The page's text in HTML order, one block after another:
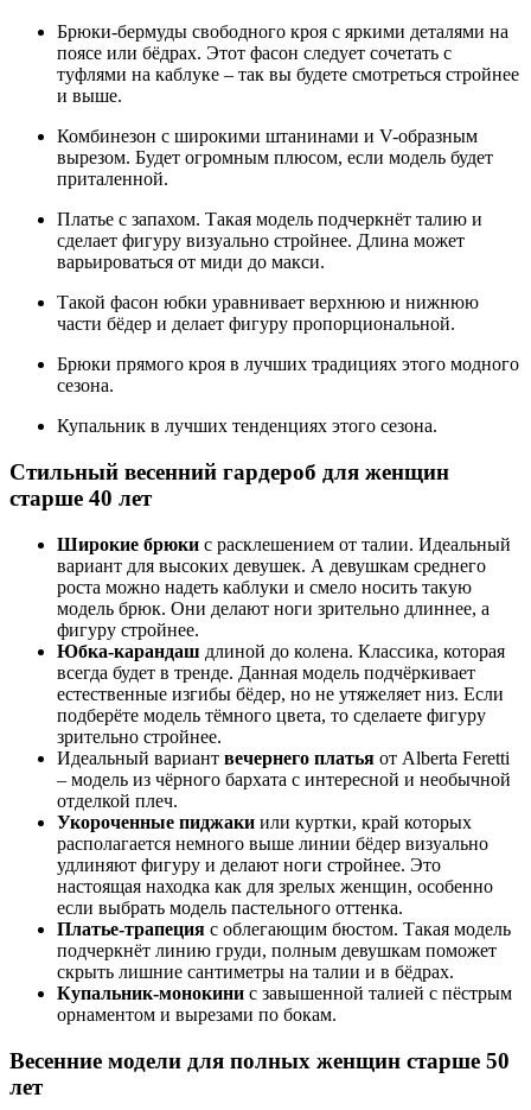
Брюки-бермуды свободного кроя с яркими деталями на
поясе или бёдрах. Этот фасон следует сочетать с
туфлями на каблуке – так вы будете смотреться стройнее
и выше.
Комбинезон с широкими штанинами и V-образным
вырезом. Будет огромным плюсом, если модель будет
приталенной.
Платье с запахом. Такая модель подчеркнёт талию и
сделает фигуру визуально стройнее. Длина может
варьироваться от миди до макси.
Такой фасон юбки уравнивает верхнюю и нижнюю
части бёдер и делает фигуру пропорциональной.
Брюки прямого кроя в лучших традициях этого модного
сезона.
Купальник в лучших тенденциях этого сезона.
Стильный весенний гардероб для женщин
старше 40 лет
Широкие брюки с расклешением от талии. Идеальный
вариант для высоких девушек. А девушкам среднего
роста можно надеть каблуки и смело носить такую
модель брюк. Они делают ноги зрительно длиннее, а
фигуру стройнее.
Юбка-карандаш длиной до колена. Классика, которая
всегда будет в тренде. Данная модель подчёркивает
естественные изгибы бёдер, но не утяжеляет низ. Если
подберёте модель тёмного цвета, то сделаете фигуру
зрительно стройнее.
Идеальный вариант вечернего платья от Alberta Feretti
– модель из чёрного бархата с интересной и необычной
отделкой плеч.
Укороченные пиджаки или куртки, край которых
располагается немного выше линии бёдер визуально
удлиняют фигуру и делают ноги стройнее. Это
настоящая находка как для зрелых женщин, особенно
если выбрать модель пастельного оттенка.
Платье-трапеция с облегающим бюстом. Такая модель
подчеркнёт линию груди, полным девушкам поможет
скрыть лишние сантиметры на талии и в бёдрах.
Купальник-монокини с завышенной талией с пёстрым
орнаментом и вырезами по бокам.
Весенние модели для полных женщин старше 50
лет